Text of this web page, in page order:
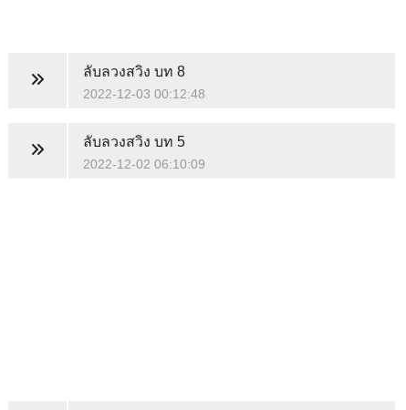
ลับลวงสวิง บท 8
2022-12-03 00:12:48
ลับลวงสวิง บท 5
2022-12-02 06:10:09